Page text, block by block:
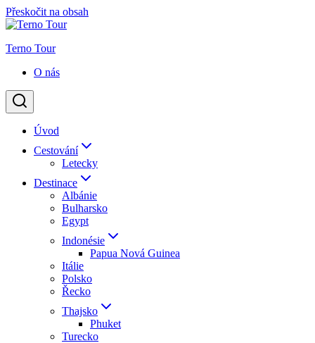
Přeskočit na obsah
Terno Tour
O nás
Úvod
Cestování
Letecky
Destinace
Albánie
Bulharsko
Egypt
Indonésie
Papua Nová Guinea
Itálie
Polsko
Řecko
Thajsko
Phuket
Turecko